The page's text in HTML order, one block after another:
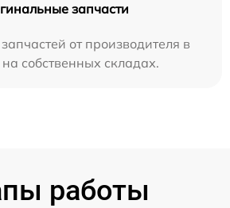
запчасти
от производителя в
собственных складах.
работы